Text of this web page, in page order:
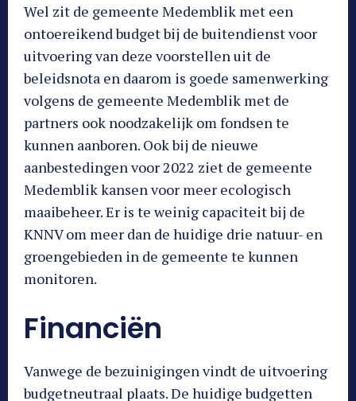
Wel zit de gemeente Medemblik met een
ontoereikend budget bij de buitendienst voor
uitvoering van deze voorstellen uit de
beleidsnota en daarom is goede samenwerking
volgens de gemeente Medemblik met de
partners ook noodzakelijk om fondsen te
kunnen aanboren. Ook bij de nieuwe
aanbestedingen voor 2022 ziet de gemeente
Medemblik kansen voor meer ecologisch
maaibeheer. Er is te weinig capaciteit bij de
KNNV om meer dan de huidige drie natuur- en
groengebieden in de gemeente te kunnen
monitoren.
Financiën
Vanwege de bezuinigingen vindt de uitvoering
budgetneutraal plaats. De huidige budgetten